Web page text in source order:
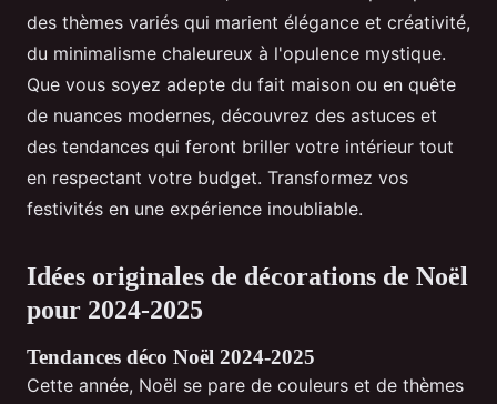
des thèmes variés qui marient élégance et créativité,
du minimalisme chaleureux à l'opulence mystique.
Que vous soyez adepte du fait maison ou en quête
de nuances modernes, découvrez des astuces et
des tendances qui feront briller votre intérieur tout
en respectant votre budget. Transformez vos
festivités en une expérience inoubliable.
Idées originales de décorations de Noël
pour 2024-2025
Tendances déco Noël 2024-2025
Cette année, Noël se pare de couleurs et de thèmes